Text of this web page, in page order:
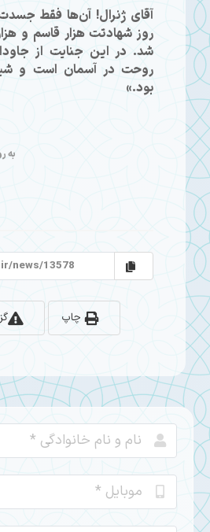
آقای ژنرال! آن‌ها فقط جسدت
روز شهادتت هزار قاسم و
شد. در این جنایت از
روحت در آسمان است و
بود.»
به
چاپ